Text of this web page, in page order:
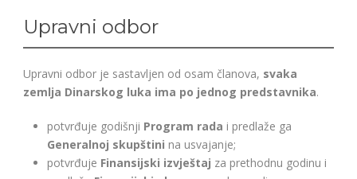
Upravni odbor
Upravni odbor je sastavljen od osam članova, svaka
zemlja Dinarskog luka ima po jednog predstavnika.
potvrđuje godišnji Program rada i predlaže ga
Generalnoj skupštini na usvajanje;
potvrđuje Finansijski izvještaj za prethodnu godinu i